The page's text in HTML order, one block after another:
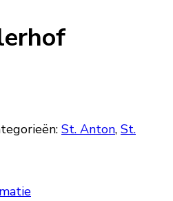
St. Anton, St.